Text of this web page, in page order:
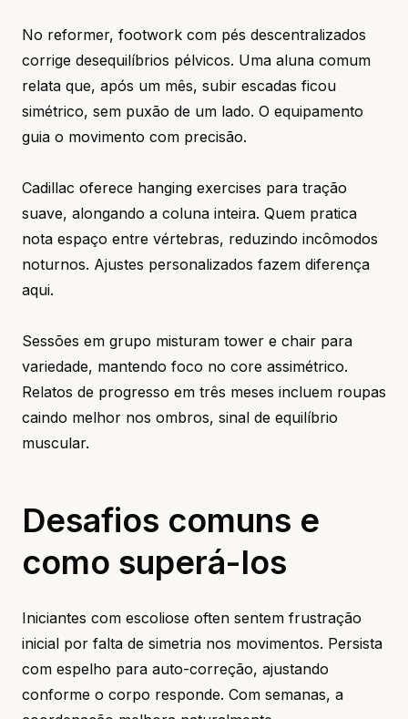
No reformer, footwork com pés descentralizados
corrige desequilíbrios pélvicos. Uma aluna comum
relata que, após um mês, subir escadas ficou
simétrico, sem puxão de um lado. O equipamento
guia o movimento com precisão.
Cadillac oferece hanging exercises para tração
suave, alongando a coluna inteira. Quem pratica
nota espaço entre vértebras, reduzindo incômodos
noturnos. Ajustes personalizados fazem diferença
aqui.
Sessões em grupo misturam tower e chair para
variedade, mantendo foco no core assimétrico.
Relatos de progresso em três meses incluem roupas
caindo melhor nos ombros, sinal de equilíbrio
muscular.
Desafios comuns e
como superá-los
Iniciantes com escoliose often sentem frustração
inicial por falta de simetria nos movimentos. Persista
com espelho para auto-correção, ajustando
conforme o corpo responde. Com semanas, a